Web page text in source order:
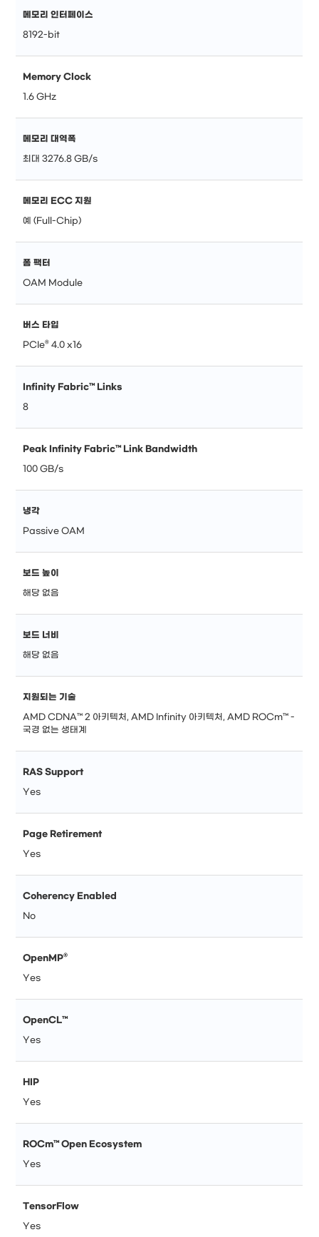
메모리 인터페이스
8192-bit
Memory Clock
1.6 GHz
메모리 대역폭
최대 3276.8 GB/s
메모리 ECC 지원
예 (Full-Chip)
폼 팩터
OAM Module
버스 타입
PCIe® 4.0 x16
Infinity Fabric™ Links
8
Peak Infinity Fabric™ Link Bandwidth
100 GB/s
냉각
Passive OAM
보드 높이
해당 없음
보드 너비
해당 없음
지원되는 기술
AMD CDNA™ 2 아키텍처, AMD Infinity 아키텍처, AMD ROCm™ -
국경 없는 생태계
RAS Support
Yes
Page Retirement
Yes
Coherency Enabled
No
OpenMP®
Yes
OpenCL™
Yes
HIP
Yes
ROCm™ Open Ecosystem
Yes
TensorFlow
Yes